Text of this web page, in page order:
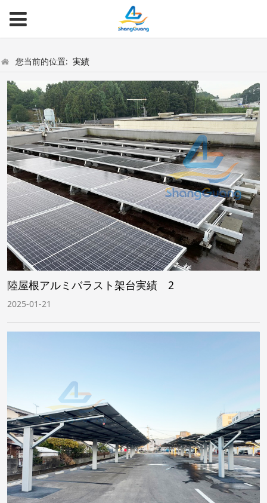
您当前的位置: 実績
陸屋根アルミバラスト架台実績 2
2025-01-21